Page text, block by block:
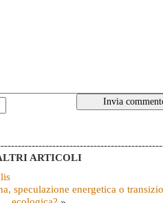
ARTICOLI
speculazione energetica o